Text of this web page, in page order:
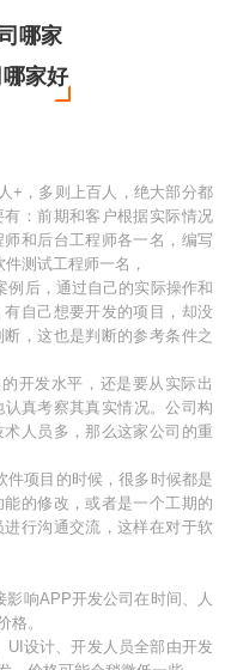
哪家
家好
+，多则上百人，绝大部分都
：前期和客户根据实际情况
和后台工程师各一名，编写
测试工程师一名，
例后，通过自己的实际操作和
自己想要开发的项目，却没
，这也是判断的参考条件之
开发水平，还是要从实际出
真考察其真实情况。公司构
人员多，那么这家公司的重
件项目的时候，很多时候都是
的修改，或者是一个工期的
行沟通交流，这样在对于软
响APP开发公司在时间、人
格。
设计、开发人员全部由开发